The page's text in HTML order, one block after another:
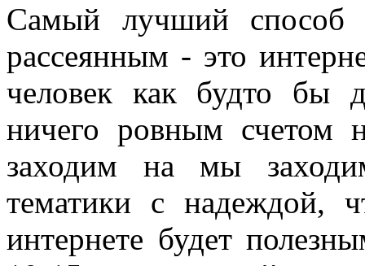
Самый лучший способ
рассеянным - это
человек как будто бы
ничего ровным счетом
заходим на мы
тематики с надеждой,
интернете будет